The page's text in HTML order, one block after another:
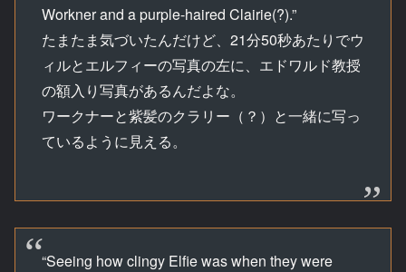
Workner and a purple-haired Clairie(?).”
たまたま気づいたんだけど、21分50秒あたりでウ
ィルとエルフィーの写真の左に、エドワルド教授
の額入り写真があるんだよな。
ワークナーと紫髪のクラリー（？）と一緒に写っ
ているように見える。
“Seeing how clingy Elfie was when they were